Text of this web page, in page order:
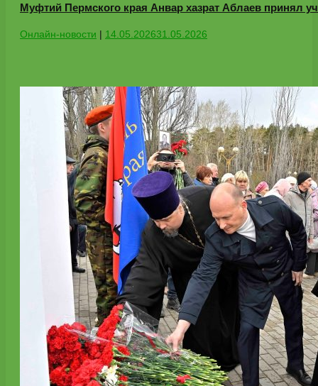
Муфтий Пермского края Анвар хазрат Аблаев принял
Онлайн-новости | 14.05.202631.05.2026